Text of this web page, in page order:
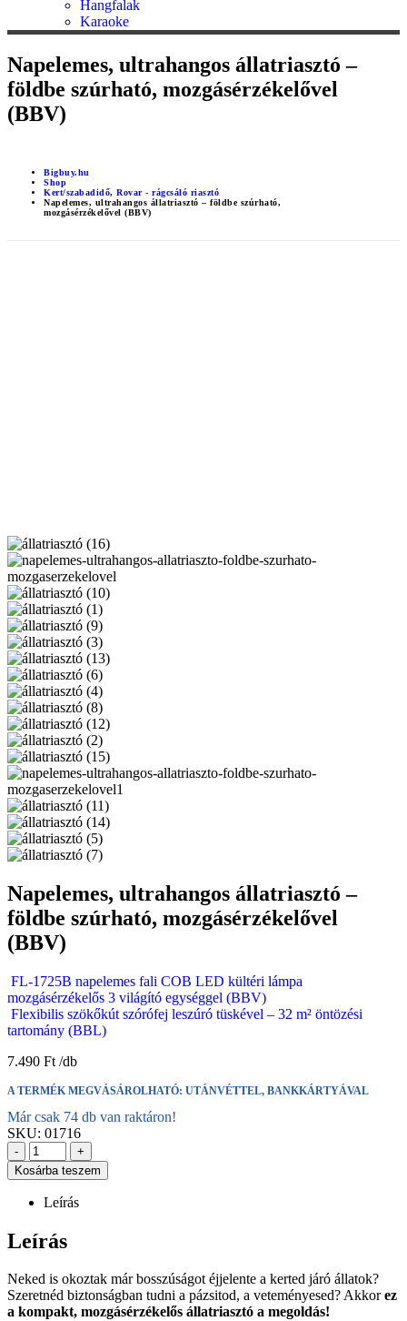
Hangfalak
Karaoke
Napelemes, ultrahangos állatriasztó –
földbe szúrható, mozgásérzékelővel
(BBV)
Bigbuy.hu
Shop
Kert/szabadidő, Rovar - rágcsáló riasztó
Napelemes, ultrahangos állatriasztó – földbe szúrható,
mozgásérzékelővel (BBV)
Napelemes, ultrahangos állatriasztó –
földbe szúrható, mozgásérzékelővel
(BBV)
FL-1725B napelemes fali COB LED kültéri lámpa
mozgásérzékelős 3 világító egységgel (BBV)
Flexibilis szökőkút szórófej leszúró tüskével – 32 m² öntözési
tartomány (BBL)
7.490 Ft
A TERMÉK MEGVÁSÁROLHATÓ: UTÁNVÉTTEL, BANKKÁRTYÁVAL
Már csak 74 db van raktáron!
SKU: 01716
-
+
Kosárba teszem
Leírás
Leírás
Neked is okoztak már bosszúságot éjjelente a kerted járó állatok?
Szeretnéd biztonságban tudni a pázsitod, a veteményesed? Akkorez
a kompakt, mozgásérzékelős állatriasztó a megoldás!